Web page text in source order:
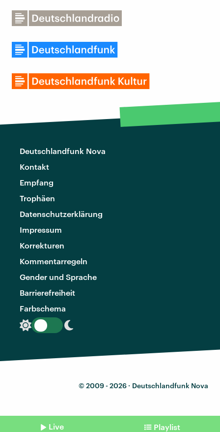
Deutschlandfunk Nova
Kontakt
Empfang
Trophäen
Datenschutzerklärung
Impressum
Korrekturen
Kommentarregeln
Gender und Sprache
Barrierefreiheit
Farbschema
© 2009 - 2026 · Deutschlandfunk Nova
Live Playlist